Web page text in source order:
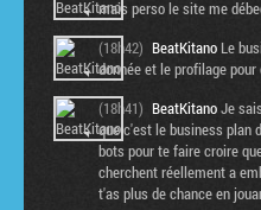
mais perso le site me
(18h42) BeatKitano Le
donnée et le profilage
(18h41) BeatKitanoJe
que c'est le business plan
bots pour te faire croire
cherchent réellement a
t'as plus de chance en